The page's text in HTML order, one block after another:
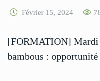
Février 15, 2024
[FORMATION]
bambous :